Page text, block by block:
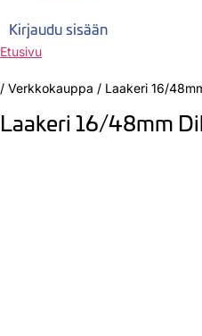
Kirjaudu sisään
Etusivu
/ Verkkokauppa / Laakeri 16/
Laakeri 16/48mm